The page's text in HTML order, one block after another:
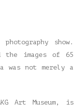
show.
images of 65
was not merely a
Art Museum, is